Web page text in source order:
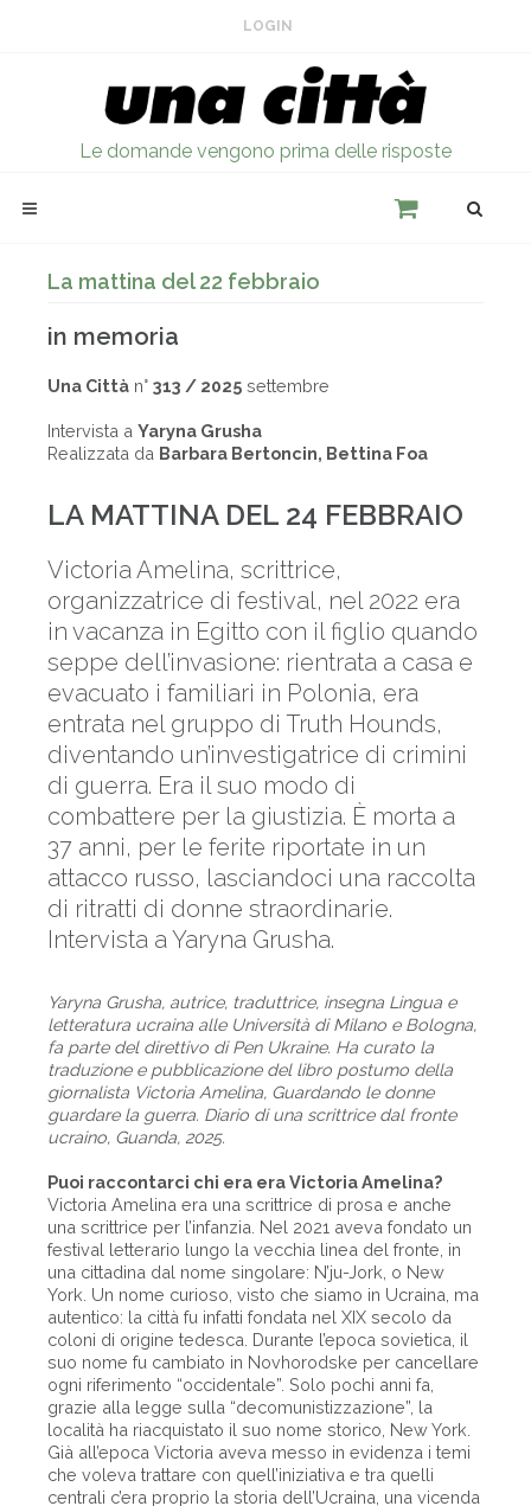
LOGIN
Le domande vengono prima delle risposte
La mattina del 22 febbraio
in memoria
Una Città n° 313 / 2025 settembre
Intervista a Yaryna Grusha
Realizzata da Barbara Bertoncin, Bettina Foa
LA MATTINA DEL 24 FEBBRAIO
Victoria Amelina, scrittrice,
organizzatrice di festival, nel 2022 era
in vacanza in Egitto con il figlio quando
seppe dell’invasione: rientrata a casa e
evacuato i familiari in Polonia, era
entrata nel gruppo di Truth Hounds,
diventando un’investigatrice di crimini
di guerra. Era il suo modo di
combattere per la giustizia. È morta a
37 anni, per le ferite riportate in un
attacco russo, lasciandoci una raccolta
di ritratti di donne straordinarie.
Intervista a Yaryna Grusha.
Yaryna Grusha, autrice, traduttrice, insegna Lingua e
letteratura ucraina alle Università di Milano e Bologna,
fa parte del direttivo di Pen Ukraine. Ha curato la
traduzione e pubblicazione del libro postumo della
giornalista Victoria Amelina, Guardando le donne
guardare la guerra. Diario di una scrittrice dal fronte
ucraino, Guan­da, 2025.
Puoi raccontarci chi era era Victoria Amelina?
Victoria Amelina era una scrittrice di pro­sa e anche
una scrittrice per l’infanzia. Nel 2021 aveva fondato un
festival letterario lungo la vecchia linea del fronte, in
una cittadina dal nome singolare: N’ju-Jork, o New
York. Un nome curioso, visto che siamo in Ucraina, ma
autentico: la città fu infatti fondata nel XIX secolo da
coloni di origine tedesca. Durante l’epoca sovietica, il
suo nome fu cambiato in Novhorodske per cancellare
ogni riferimento “occidentale”. Solo pochi anni fa,
grazie alla legge sulla “decomunistizzazione”, la
località ha riacquistato il suo nome storico, New York.
Già all’epoca Victoria aveva messo in evidenza i temi
che voleva trattare con quell’iniziativa e tra quelli
centrali c’era proprio la storia dell’Ucraina, una vicenda